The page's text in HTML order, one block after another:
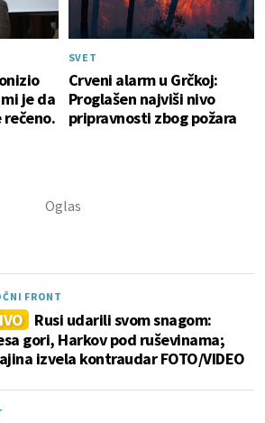
je da
rečeno.
SVET
Crveni alarm u Grčkoj:
Proglašen najviši nivo
pripravnosti zbog požara
FRONT
Rusi udarili svom snagom:
gori, Harkov pod ruševinama;
izvela kontraudar FOTO/VIDEO